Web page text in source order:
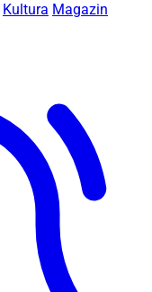
Kultura Magazin